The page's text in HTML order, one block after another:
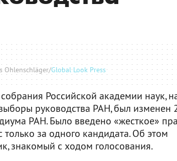
Ohlenschläger/Global Look Press
Российской академии наук,
руководства РАН, был изменен
РАН. Было введено «жесткое»
только за одного кандидата. Об этом
знакомый с ходом голосования.